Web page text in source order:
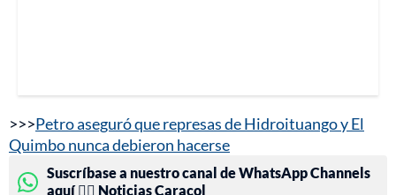
>>>Petro aseguró que represas de Hidroituango y El
Quimbo nunca debieron hacerse
Suscríbase a nuestro canal de WhatsApp Channels
aquí 👉🏻 Noticias Caracol